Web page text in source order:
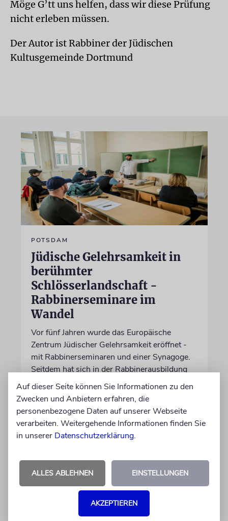
Möge G’tt uns helfen, dass wir diese Prüfung
nicht erleben müssen.
Der Autor ist Rabbiner der Jüdischen
Kultusgemeinde Dortmund
POTSDAM
Jüdische Gelehrsamkeit in
berühmter
Schlösserlandschaft -
Rabbinerseminare im
Wandel
Vor fünf Jahren wurde das Europäische
Zentrum Jüdischer Gelehrsamkeit eröffnet -
mit Rabbinerseminaren und einer Synagoge.
Seitdem hat sich in der Rabbinerausbildung
viel verändert. Wie geht es weiter?
von Leticia Witte
10.08.2026
Auf dieser Seite können Sie Informationen zu den
Zwecken und Anbietern erfahren, die
personenbezogene Daten auf unserer Webseite
verarbeiten. Weitergehende Informationen finden Sie
in unserer Datenschutzerklärung.
ALLES ABLEHNEN EINSTELLUNGEN
AKZEPTIEREN